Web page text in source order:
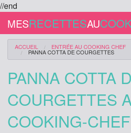
//end
MESRECETTESAU
NOUVELLE RECETTE
ACCUEIL ENTRÉEAU COOKING CHEF
PANNA COTTA DE COURGETTES
PANNA COTTA
COURGETTES
COOKING-CHEF